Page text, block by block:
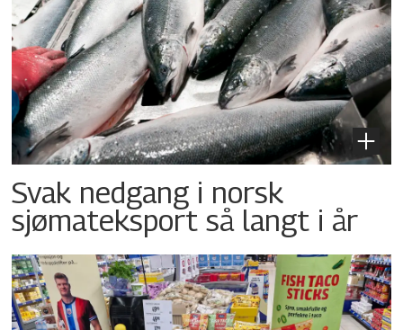
Svak nedgang i norsk
sjømateksport så langt i år